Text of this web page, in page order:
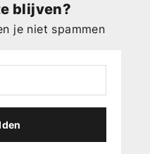
blijven?
je niet spammen